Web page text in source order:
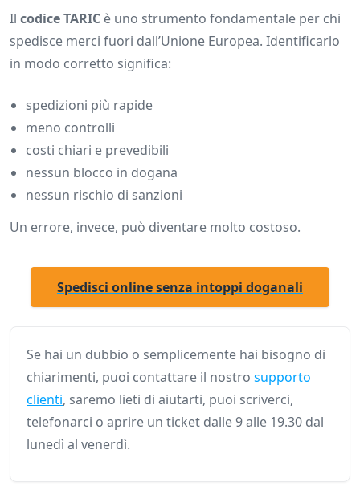
Il codice TARIC è uno strumento fondamentale per chi
spedisce merci fuori dall’Unione Europea. Identificarlo
in modo corretto significa:
spedizioni più rapide
meno controlli
costi chiari e prevedibili
nessun blocco in dogana
nessun rischio di sanzioni
Un errore, invece, può diventare molto costoso.
Spedisci online senza intoppi doganali
Se hai un dubbio o semplicemente hai bisogno di
chiarimenti, puoi contattare il nostro supporto
clienti, saremo lieti di aiutarti, puoi scriverci,
telefonarci o aprire un ticket dalle 9 alle 19.30 dal
lunedì al venerdì.